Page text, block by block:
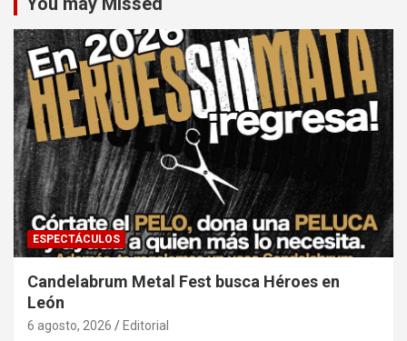
ESPECTÁCULOS
Candelabrum Metal Fest busca Héroes en
León
6 agosto, 2026 Editorial